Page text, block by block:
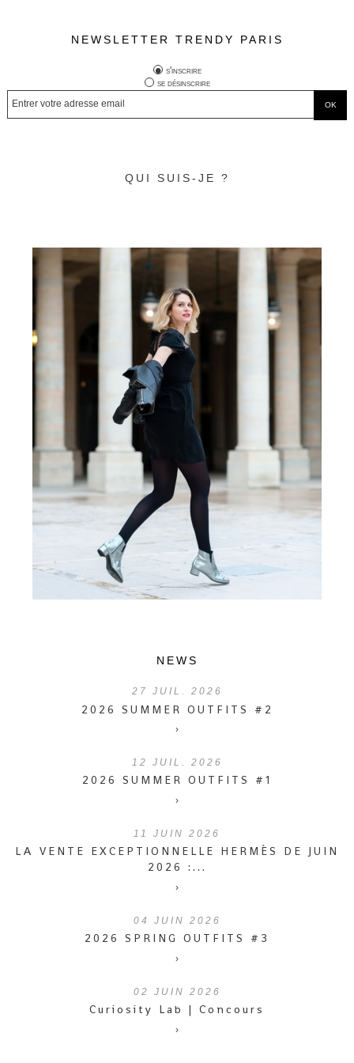
NEWSLETTER TRENDY PARIS
s'inscrire
se désinscrire
QUI SUIS-JE ?
NEWS
27 JUIL. 2026
2026 SUMMER OUTFITS #2
›
12 JUIL. 2026
2026 SUMMER OUTFITS #1
›
11 JUIN 2026
LA VENTE EXCEPTIONNELLE HERMÈS DE JUIN
2026 :...
›
04 JUIN 2026
2026 SPRING OUTFITS #3
›
02 JUIN 2026
Curiosity Lab | Concours
›